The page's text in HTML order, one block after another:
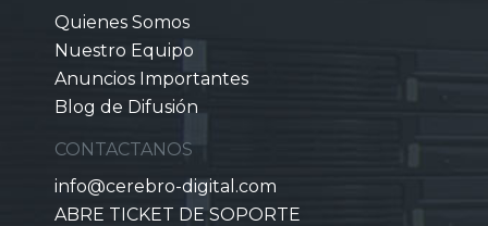
Quienes Somos
Nuestro Equipo
Anuncios Importantes
Blog de Difusión
CONTACTANOS
info@cerebro-digital.com
ABRE TICKET DE SOPORTE